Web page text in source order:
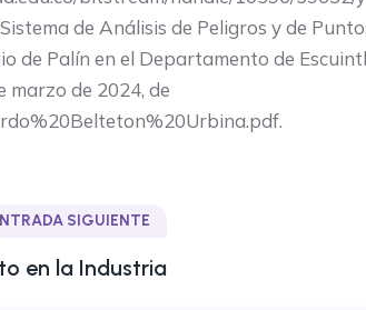
de Análisis de Peligros y de
de Palín en el Departamento de
marzo de 2024, de
SIGUIENTE
en la Industria